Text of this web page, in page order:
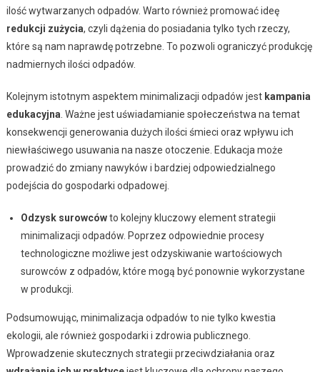
ilość wytwarzanych odpadów. Warto również promować ideę
redukcji zużycia, czyli dążenia do posiadania tylko tych rzeczy,
które są nam naprawdę potrzebne. To pozwoli ograniczyć produkcję
nadmiernych ilości odpadów.
Kolejnym istotnym aspektem minimalizacji odpadów jest kampania
edukacyjna. Ważne jest uświadamianie społeczeństwa na temat
konsekwencji generowania dużych ilości śmieci oraz wpływu ich
niewłaściwego usuwania na nasze otoczenie. Edukacja może
prowadzić do zmiany nawyków i bardziej odpowiedzialnego
podejścia do gospodarki odpadowej.
Odzysk surowcówto kolejny kluczowy element strategii
minimalizacji odpadów. Poprzez odpowiednie procesy
technologiczne możliwe jest odzyskiwanie wartościowych
surowców z odpadów, które mogą być ponownie wykorzystane
w produkcji.
Podsumowując, minimalizacja odpadów to nie tylko kwestia
ekologii, ale również gospodarki i zdrowia publicznego.
Wprowadzenie skutecznych strategii przeciwdziałania oraz